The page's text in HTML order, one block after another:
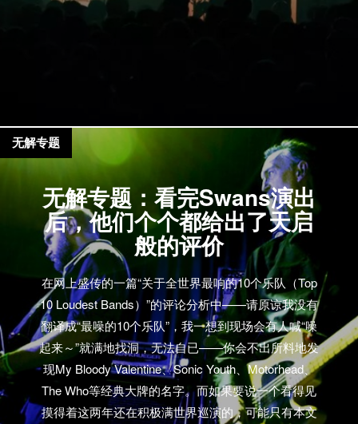
无解专题：看完Swans演出
后，他们个个都给出了天启
般的评价
在网上盛传的一篇“关于全世界最响的10个乐队（Top
10 Loudest Bands）”的评论分析中——请原谅我没有
翻译成“最噪的10个乐队”，我一想到现场会有人喊“噪
起来～”就满地找洞，无法自已——你会不出所料地发
现My Bloody Valentine、Sonic Youth、Motorhead、
The Who等经典大牌的名字。而如果要说一个看得见
摸得着这两年还在积极满世界巡演的，可能只有本文
无解专题